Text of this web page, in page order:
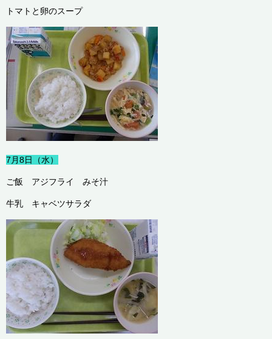
トマトと卵のスープ
7月8日（水）
ご飯 アジフライ みそ汁
牛乳 キャベツサラダ